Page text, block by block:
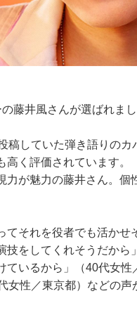
藤井風さんが選ばれまし
稿していた弾き語りの
く評価されています。
力が魅力の藤井さん。
てそれを役者でも活か
技をしてくれそうだか
ているから」（40代女
性／東京都）などの声